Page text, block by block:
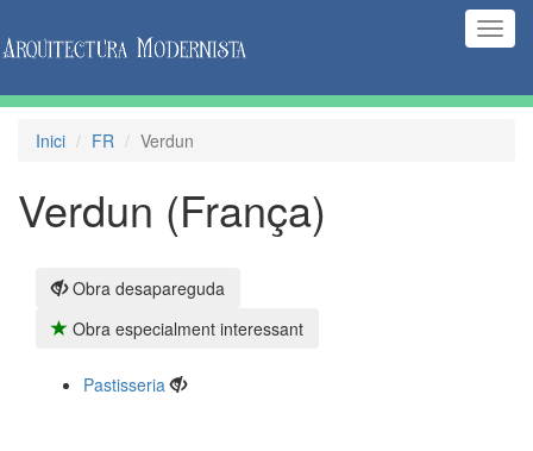
Inici FR Verdun
Verdun (França)
Obra desapareguda
Obra especialment interessant
Pastisseria